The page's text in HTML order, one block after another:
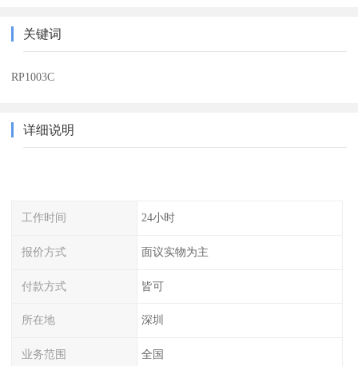
关键词
RP1003C
详细说明
工作时间 24小时
报价方式 面议实物为主
付款方式 皆可
所在地 深圳
业务范围 全国